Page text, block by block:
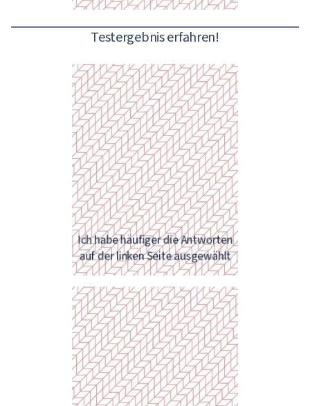
Sie scheinen mehr Geld
auszugeben als nötig. Machen Sie
es sich zur Gewohnheit, die Waren
vor dem Kauf zu vergleichen.
Testergebnis erfahren!
Ich habe häufiger die Antworten
auf der linken Seite ausgewählt